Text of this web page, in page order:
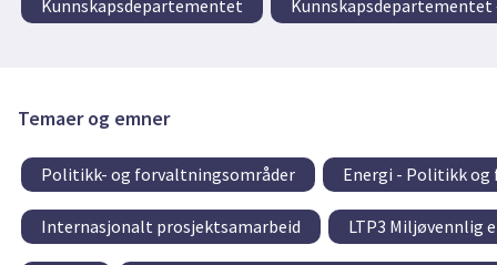
Kunnskapsdepartementet
Temaer og emner
Politikk- og forvaltningsområder Energi - Politikk
Internasjonalt prosjektsamarbeid LTP3 Miljøvennlig